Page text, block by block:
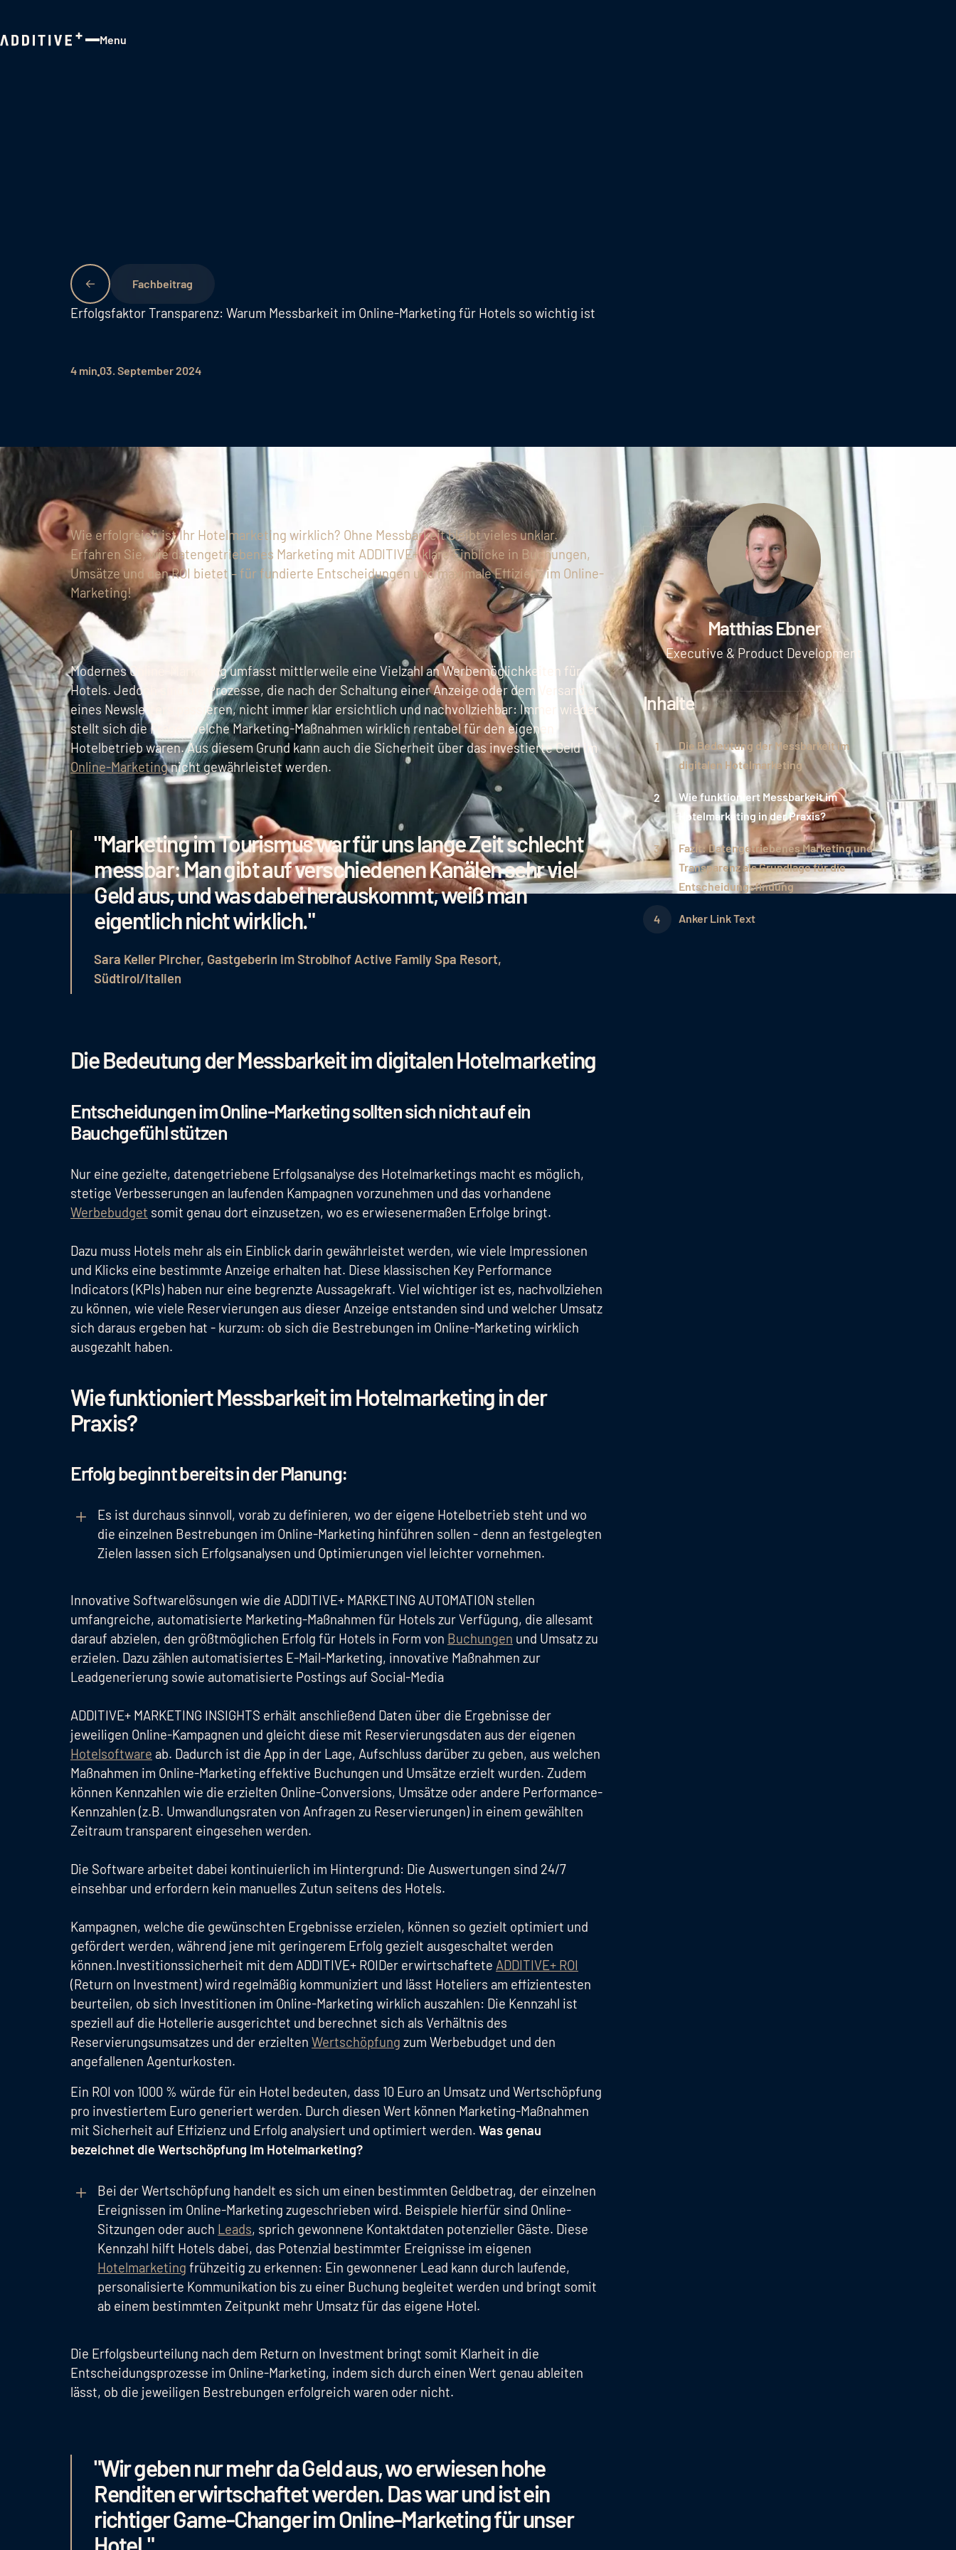
Menu
Fachbeitrag
Erfolgsfaktor Transparenz: Warum Messbarkeit im Online-Marketing für Hotels so wichtig ist
4 min 03. September 2024
Wie erfolgreich ist Ihr Hotelmarketing wirklich? Ohne Messbarkeit bleibt vieles unklar.
Erfahren Sie, wie datengetriebenes Marketing mit ADDITIVE+ klare Einblicke in Buchungen,
Umsätze und den ROI bietet – für fundierte Entscheidungen und maximale Effizienz im Online-
Marketing!
Modernes Online-Marketing umfasst mittlerweile eine Vielzahl an Werbemöglichkeiten für
Hotels. Jedoch sind die Prozesse, die nach der Schaltung einer Anzeige oder dem Versand
eines Newsletters passieren, nicht immer klar ersichtlich und nachvollziehbar: Immer wieder
stellt sich die Frage, welche Marketing-Maßnahmen wirklich rentabel für den eigenen
Hotelbetrieb waren. Aus diesem Grund kann auch die Sicherheit über das investierte Geld im
Online-Marketingnicht gewährleistet werden.
"Marketing im Tourismus war für uns lange Zeit schlecht
messbar: Man gibt auf verschiedenen Kanälen sehr viel
Geld aus, und was dabei herauskommt, weiß man
eigentlich nicht wirklich."
Sara Keller Pircher, Gastgeberin im Stroblhof Active Family Spa Resort,
Südtirol/Italien
Die Bedeutung der Messbarkeit im digitalen Hotelmarketing
Entscheidungen im Online-Marketing sollten sich nicht auf ein
Bauchgefühl stützen
Nur eine gezielte, datengetriebene Erfolgsanalyse des Hotelmarketings macht es möglich,
stetige Verbesserungen an laufenden Kampagnen vorzunehmen und das vorhandene
Werbebudget somit genau dort einzusetzen, wo es erwiesenermaßen Erfolge bringt.
Dazu muss Hotels mehr als ein Einblick darin gewährleistet werden, wie viele Impressionen
und Klicks eine bestimmte Anzeige erhalten hat. Diese klassischen Key Performance
Indicators (KPIs) haben nur eine begrenzte Aussagekraft. Viel wichtiger ist es, nachvollziehen
zu können, wie viele Reservierungen aus dieser Anzeige entstanden sind und welcher Umsatz
sich daraus ergeben hat - kurzum: ob sich die Bestrebungen im Online-Marketing wirklich
ausgezahlt haben.
Wie funktioniert Messbarkeit im Hotelmarketing in der
Praxis?
Erfolg beginnt bereits in der Planung:
Es ist durchaus sinnvoll, vorab zu definieren, wo der eigene Hotelbetrieb steht und wo
die einzelnen Bestrebungen im Online-Marketing hinführen sollen - denn an festgelegten
Zielen lassen sich Erfolgsanalysen und Optimierungen viel leichter vornehmen.
Innovative Softwarelösungen wie die ADDITIVE+ MARKETING AUTOMATION stellen
umfangreiche, automatisierte Marketing-Maßnahmen für Hotels zur Verfügung, die allesamt
darauf abzielen, den größtmöglichen Erfolg für Hotels in Form von Buchungen und Umsatz zu
erzielen. Dazu zählen automatisiertes E-Mail-Marketing, innovative Maßnahmen zur
Leadgenerierung sowie automatisierte Postings auf Social-Media
ADDITIVE+ MARKETING INSIGHTS erhält anschließend Daten über die Ergebnisse der
jeweiligen Online-Kampagnen und gleicht diese mit Reservierungsdaten aus der eigenen
Hotelsoftware ab. Dadurch ist die App in der Lage, Aufschluss darüber zu geben, aus welchen
Maßnahmen im Online-Marketing effektive Buchungen und Umsätze erzielt wurden. Zudem
können Kennzahlen wie die erzielten Online-Conversions, Umsätze oder andere Performance-
Kennzahlen (z.B. Umwandlungsraten von Anfragen zu Reservierungen) in einem gewählten
Zeitraum transparent eingesehen werden.
Die Software arbeitet dabei kontinuierlich im Hintergrund: Die Auswertungen sind 24/7
einsehbar und erfordern kein manuelles Zutun seitens des Hotels.
Kampagnen, welche die gewünschten Ergebnisse erzielen, können so gezielt optimiert und
gefördert werden, während jene mit geringerem Erfolg gezielt ausgeschaltet werden
können.Investitionssicherheit mit dem ADDITIVE+ ROIDer erwirtschaftete ADDITIVE+ ROI
(Return on Investment) wird regelmäßig kommuniziert und lässt Hoteliers am effizientesten
beurteilen, ob sich Investitionen im Online-Marketing wirklich auszahlen: Die Kennzahl ist
speziell auf die Hotellerie ausgerichtet und berechnet sich als Verhältnis des
Reservierungsumsatzes und der erzieltenWertschöpfung zum Werbebudget und den
angefallenen Agenturkosten.
Ein ROI von 1000 % würde für ein Hotel bedeuten, dass 10 Euro an Umsatz und Wertschöpfung
pro investiertem Euro generiert werden. Durch diesen Wert können Marketing-Maßnahmen
mit Sicherheit auf Effizienz und Erfolg analysiert und optimiert werden.Was genau
bezeichnet die Wertschöpfung im Hotelmarketing?
Bei der Wertschöpfung handelt es sich um einen bestimmten Geldbetrag, der einzelnen
Ereignissen im Online-Marketing zugeschrieben wird. Beispiele hierfür sind Online-
Sitzungen oder auch Leads, sprich gewonnene Kontaktdaten potenzieller Gäste. Diese
Kennzahl hilft Hotels dabei, das Potenzial bestimmter Ereignisse im eigenen
Hotelmarketing frühzeitig zu erkennen: Ein gewonnener Lead kann durch laufende,
personalisierte Kommunikation bis zu einer Buchung begleitet werden und bringt somit
ab einem bestimmten Zeitpunkt mehr Umsatz für das eigene Hotel.
Die Erfolgsbeurteilung nach dem Return on Investment bringt somit Klarheit in die
Entscheidungsprozesse im Online-Marketing, indem sich durch einen Wert genau ableiten
lässt, ob die jeweiligen Bestrebungen erfolgreich waren oder nicht.
"Wir geben nur mehr da Geld aus, wo erwiesen hohe
Renditen erwirtschaftet werden. Das war und ist ein
richtiger Game-Changer im Online-Marketing für unser
Hotel."
Matthias Ebner
Executive & Product Development
Inhalte
Die Bedeutung der Messbarkeit im
digitalen Hotelmarketing
Wie funktioniert Messbarkeit im
Hotelmarketing in der Praxis?
Fazit: Datengetriebenes Marketing und
Transparenz als Grundlage für die
Entscheidungsfindung
Anker Link Text